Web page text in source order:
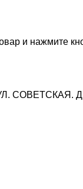
и нажмите
СОВЕТСКАЯ.